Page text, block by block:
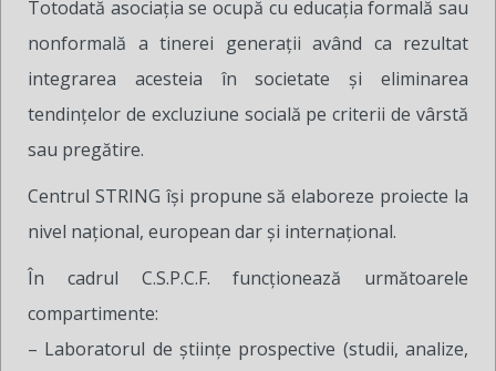
Totodată asociaţia se ocupă cu educaţia formală sau
nonformală a tinerei generaţii având ca rezultat
integrarea acesteia în societate şi eliminarea
tendinţelor de excluziune socială pe criterii de vârstă
sau pregătire.
Centrul STRING îşi propune să elaboreze proiecte la
nivel naţional, european dar şi internaţional.
În cadrul C.S.P.C.F. funcționează următoarele
compartimente:
– Laboratorul de ştiinţe prospective (studii, analize,